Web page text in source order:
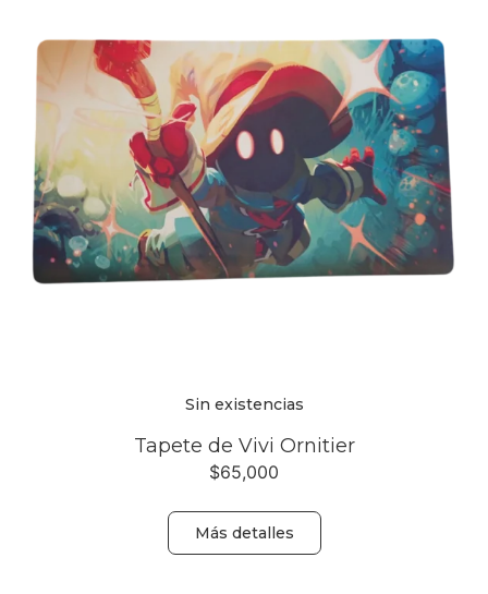
Sin existencias
Tapete de Vivi Ornitier
$65,000
Más detalles